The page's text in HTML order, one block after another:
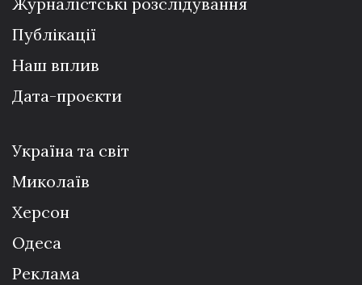
Публікації
Наш вплив
Дата-проєкти
Україна та світ
Миколаїв
Херсон
Одеса
Реклама